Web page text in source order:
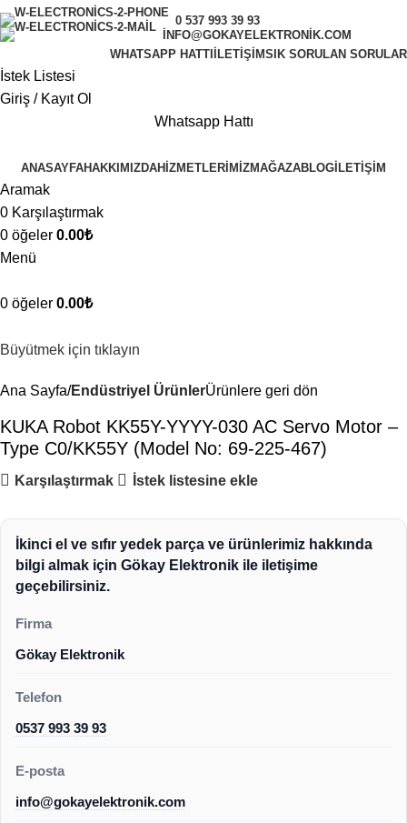
0 537 993 39 93
INFO@GOKAYELEKTRONIK.COM
WHATSAPP HATTI
İLETIŞIMSIK SORULAN SORULAR
İstek Listesi
Giriş / Kayıt Ol
Whatsapp Hattı
ANASAYFAHAKKIMIZDAHIZMETLERIMIZMAĞAZABLOG İLETIŞIM
Aramak
0 Karşılaştırmak
0 öğeler 0.00₺
Menü
0 öğeler 0.00₺
Büyütmek için tıklayın
Ana Sayfa Endüstriyel ÜrünlerÜrünlere geri dön
KUKA Robot KK55Y-YYYY-030 AC Servo Motor –
Type C0/KK55Y (Model No: 69-225-467)
Karşılaştırmak İstek listesine ekle
İkinci el ve sıfır yedek parça ve ürünlerimiz hakkında
bilgi almak için Gökay Elektronik ile iletişime
geçebilirsiniz.
Firma
Gökay Elektronik
Telefon
0537 993 39 93
E-posta
info@gokayelektronik.com